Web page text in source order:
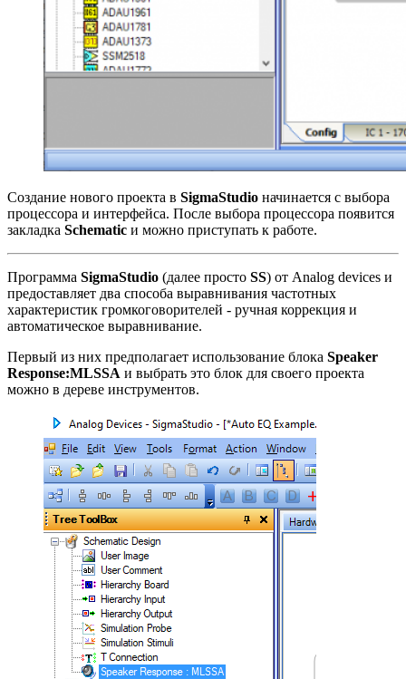
Создание нового проекта в SigmaStudio начинается с выбора
процессора и интерфейса. После выбора процессора появится
закладка Schematic и можно приступать к работе.
Программа SigmaStudio (далее просто SS) от Analog devices и
предоставляет два способа выравнивания частотных
характеристик громкоговорителей - ручная коррекция и
автоматическое выравнивание.
Первый из них предполагает использование блока Speaker
Response:MLSSA и выбрать это блок для своего проекта
можно в дереве инструментов.